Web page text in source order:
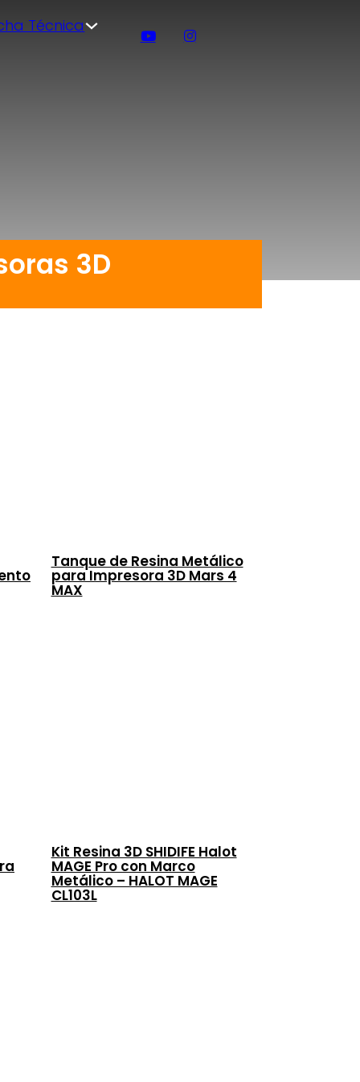
Técnica
3D
Tanque de Resina Metálico
para Impresora 3D Mars 4
MAX
Kit Resina 3D SHIDIFE Halot
MAGE Pro con Marco
Metálico – HALOT MAGE
CL103L